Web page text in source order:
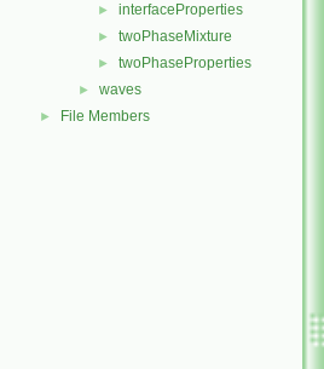
► interfaceProperties
► twoPhaseMixture
► twoPhaseProperties
► waves
► File Members